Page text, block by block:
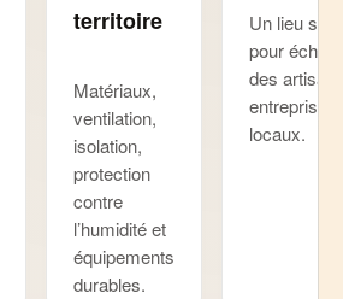
territoire
Matériaux,
ventilation,
isolation,
protection
contre
l’humidité et
équipements
durables.
Un lieu
pour
des
entreprises
locaux.